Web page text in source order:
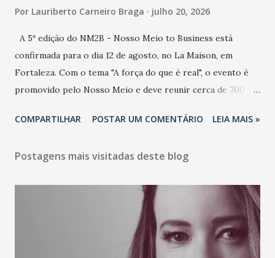
Por Lauriberto Carneiro Braga julho 20, 2026
A 5ª edição do NM2B - Nosso Meio to Business está
confirmada para o dia 12 de agosto, no La Maison, em
Fortaleza. Com o tema "A força do que é real", o evento é
promovido pelo Nosso Meio e deve reunir cerca de 700
e lideranças do Mercado Nacional. Desde 2022, o NM2B
de negócios do Nordeste, reunindo profissionais de marcas
LinkedIn, VISA, Grupo 3corações, TikTok e M. Dias Branco.
A nova edição chega em um momento em que autenticidade
e consistência ganham peso nas conversas sobre marca,
liderança e estratégia. - Vivemos um momento em que todo
COMPARTILHAR POSTAR UM COMENTÁRIO LEIA MAIS »
Postagens mais visitadas deste blog